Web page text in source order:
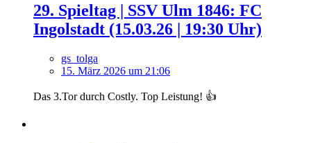
29. Spieltag | SSV Ulm 1846: FC
Ingolstadt (15.03.26 | 19:30 Uhr)
gs_tolga
15. März 2026 um 21:06
Das 3.Tor durch Costly. Top Leistung! 👍